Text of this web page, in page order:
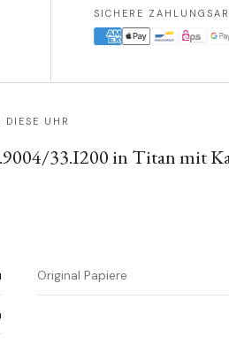
SICHERE
DIESE UHR
33.I200 in Titan mit
Original Papiere